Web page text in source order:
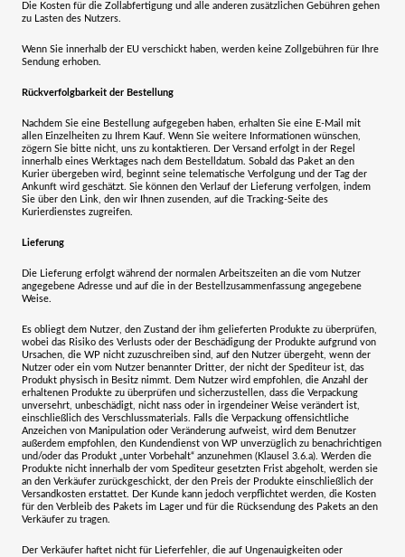
Die Kosten für die Zollabfertigung und alle anderen zusätzlichen Gebühren gehen
zu Lasten des Nutzers.
Wenn Sie innerhalb der EU verschickt haben, werden keine Zollgebühren für Ihre
Sendung erhoben.
Rückverfolgbarkeit der Bestellung
Nachdem Sie eine Bestellung aufgegeben haben, erhalten Sie eine E-Mail mit
allen Einzelheiten zu Ihrem Kauf. Wenn Sie weitere Informationen wünschen,
zögern Sie bitte nicht, uns zu kontaktieren. Der Versand erfolgt in der Regel
innerhalb eines Werktages nach dem Bestelldatum. Sobald das Paket an den
Kurier übergeben wird, beginnt seine telematische Verfolgung und der Tag der
Ankunft wird geschätzt. Sie können den Verlauf der Lieferung verfolgen, indem
Sie über den Link, den wir Ihnen zusenden, auf die Tracking-Seite des
Kurierdienstes zugreifen.
Lieferung
Die Lieferung erfolgt während der normalen Arbeitszeiten an die vom Nutzer
angegebene Adresse und auf die in der Bestellzusammenfassung angegebene
Weise.
Es obliegt dem Nutzer, den Zustand der ihm gelieferten Produkte zu überprüfen,
wobei das Risiko des Verlusts oder der Beschädigung der Produkte aufgrund von
Ursachen, die WP nicht zuzuschreiben sind, auf den Nutzer übergeht, wenn der
Nutzer oder ein vom Nutzer benannter Dritter, der nicht der Spediteur ist, das
Produkt physisch in Besitz nimmt. Dem Nutzer wird empfohlen, die Anzahl der
erhaltenen Produkte zu überprüfen und sicherzustellen, dass die Verpackung
unversehrt, unbeschädigt, nicht nass oder in irgendeiner Weise verändert ist,
einschließlich des Verschlussmaterials. Falls die Verpackung offensichtliche
Anzeichen von Manipulation oder Veränderung aufweist, wird dem Benutzer
außerdem empfohlen, den Kundendienst von WP unverzüglich zu benachrichtigen
und/oder das Produkt „unter Vorbehalt“ anzunehmen (Klausel 3.6.a). Werden die
Produkte nicht innerhalb der vom Spediteur gesetzten Frist abgeholt, werden sie
an den Verkäufer zurückgeschickt, der den Preis der Produkte einschließlich der
Versandkosten erstattet. Der Kunde kann jedoch verpflichtet werden, die Kosten
für den Verbleib des Pakets im Lager und für die Rücksendung des Pakets an den
Verkäufer zu tragen.
Der Verkäufer haftet nicht für Lieferfehler, die auf Ungenauigkeiten oder